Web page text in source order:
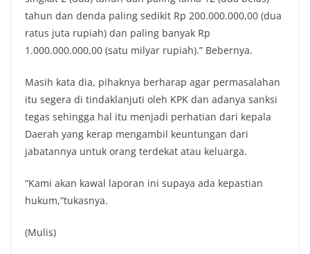
tahun dan denda paling sedikit Rp 200.000.000,00 (dua
ratus juta rupiah) dan paling banyak Rp
1.000.000.000,00 (satu milyar rupiah).” Bebernya.
Masih kata dia, pihaknya berharap agar permasalahan
itu segera di tindaklanjuti oleh KPK dan adanya sanksi
tegas sehingga hal itu menjadi perhatian dari kepala
Daerah yang kerap mengambil keuntungan dari
jabatannya untuk orang terdekat atau keluarga.
“Kami akan kawal laporan ini supaya ada kepastian
hukum,”tukasnya.
(Mulis)